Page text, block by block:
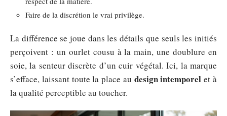
Faire de la discrétion le vrai privilège.
La différence se joue dans les détails que seuls les initiés
perçoivent : un ourlet cousu à la main, une doublure en
soie, la senteur discrète d’un cuir végétal. Ici, la marque
s’efface, laissant toute la place au design intemporel et à
la qualité perceptible au toucher.